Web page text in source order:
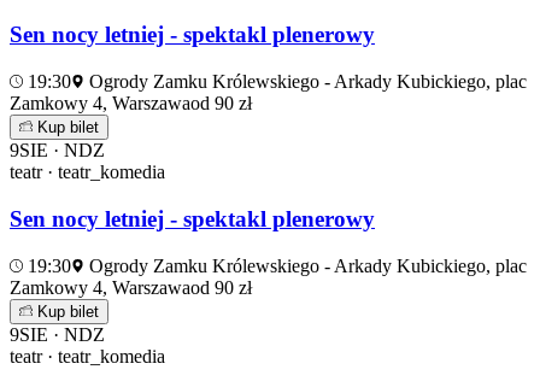
Sen nocy letniej - spektakl plenerowy
19:30
Ogrody Zamku Królewskiego - Arkady Kubickiego, plac
Zamkowy 4, Warszawaod 90 zł
Kup bilet
9SIE · NDZ
teatr · teatr_komedia
Sen nocy letniej - spektakl plenerowy
19:30
Ogrody Zamku Królewskiego - Arkady Kubickiego, plac
Zamkowy 4, Warszawaod 90 zł
Kup bilet
9SIE · NDZ
teatr · teatr_komedia